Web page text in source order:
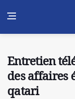
Entretien
des affaires
qatari